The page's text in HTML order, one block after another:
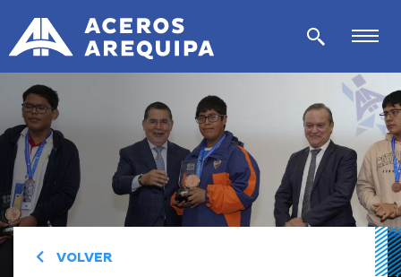
VOLVER